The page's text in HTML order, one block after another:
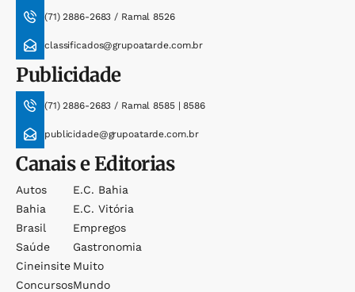
(71) 2886-2683 / Ramal 8526
classificados@grupoatarde.com.br
Publicidade
(71) 2886-2683 / Ramal 8585 | 8586
publicidade@grupoatarde.com.br
Canais e Editorias
Autos
Bahia
Brasil
Saúde
Cineinsite
Concursos
E.c. Bahia
E.c. Vitória
Empregos
Gastronomia
Muito
Mundo